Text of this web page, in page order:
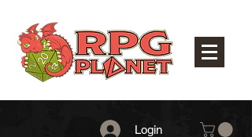
Login